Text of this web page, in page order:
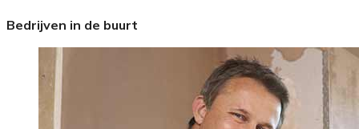
Bedrijven in de buurt